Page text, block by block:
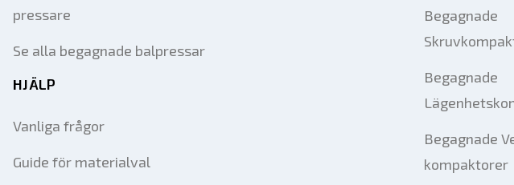
pressare
Se alla begagnade balpressar
HJÄLP
Vanliga frågor
Guide för materialval
Begagnade
Begagnade
Begagnade
kompaktorer